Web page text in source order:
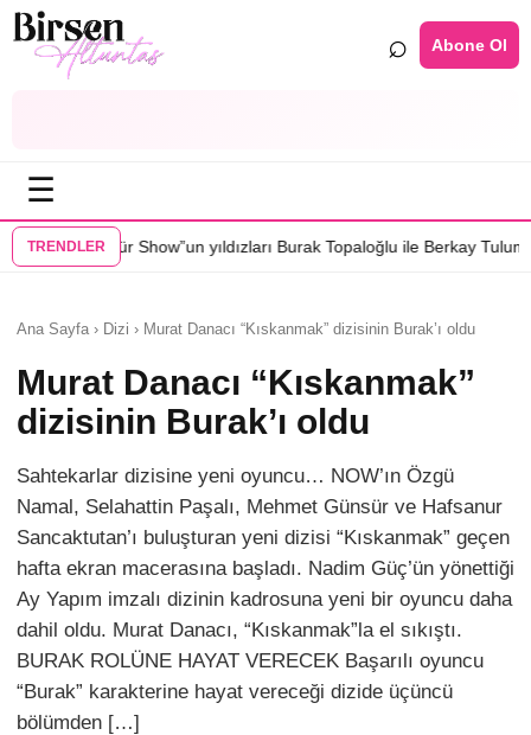
⌕ Abone Ol
☰
TRENDLER
yıldızları Burak Topaloğlu ile Berkay Tulumbacı “Ecünni”
Ana Sayfa › Dizi › Murat Danacı “Kıskanmak” dizisinin Burak’ı oldu
Murat Danacı “Kıskanmak”
dizisinin Burak’ı oldu
Sahtekarlar dizisine yeni oyuncu… NOW’ın Özgü
Namal, Selahattin Paşalı, Mehmet Günsür ve Hafsanur
Sancaktutan’ı buluşturan yeni dizisi “Kıskanmak” geçen
hafta ekran macerasına başladı. Nadim Güç’ün yönettiği
Ay Yapım imzalı dizinin kadrosuna yeni bir oyuncu daha
dahil oldu. Murat Danacı, “Kıskanmak”la el sıkıştı.
BURAK ROLÜNE HAYAT VERECEK Başarılı oyuncu
“Burak” karakterine hayat vereceği dizide üçüncü
bölümden […]